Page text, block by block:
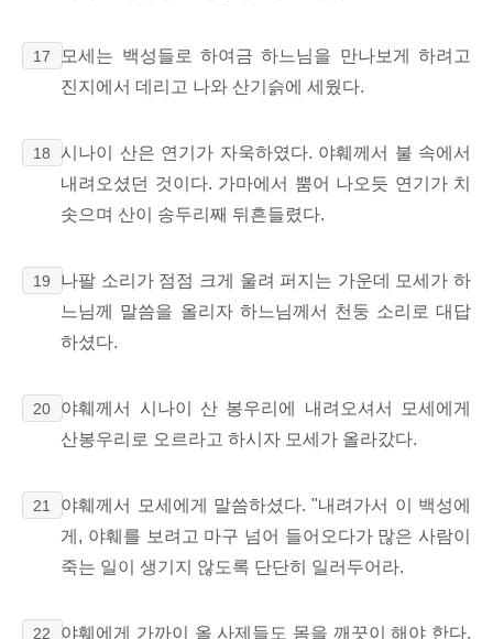
17
모세는 백성들로 하여금 하느님을 만나보게 하려고
진지에서 데리고 나와 산기슭에 세웠다.
18
시나이 산은 연기가 자욱하였다. 야훼께서 불 속에서
내려오셨던 것이다. 가마에서 뿜어 나오듯 연기가 치
솟으며 산이 송두리째 뒤흔들렸다.
19
나팔 소리가 점점 크게 울려 퍼지는 가운데 모세가 하
느님께 말씀을 올리자 하느님께서 천둥 소리로 대답
하셨다.
20
야훼께서 시나이 산 봉우리에 내려오셔서 모세에게
산봉우리로 오르라고 하시자 모세가 올라갔다.
21
야훼께서 모세에게 말씀하셨다. "내려가서 이 백성에
게, 야훼를 보려고 마구 넘어 들어오다가 많은 사람이
죽는 일이 생기지 않도록 단단히 일러두어라.
22
야훼에게 가까이 올 사제들도 몸을 깨끗이 해야 한다.